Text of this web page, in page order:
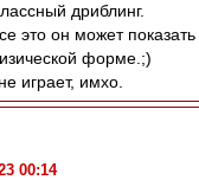
дриблинг.
это он может показать
форме.;)
играет, имхо.
00:14